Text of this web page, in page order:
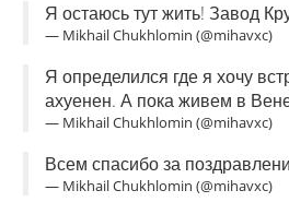
Я остаюсь тут жить! Завод
— Mikhail Chukhlomin (@mihavxc)
Я определился где я хочу
ахуенен. А пока живем в
— Mikhail Chukhlomin (@mihavxc)
Всем спасибо за
— Mikhail Chukhlomin (@mihavxc)